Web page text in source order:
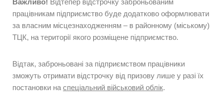
Важливо! Відтепер відстрочку заброньованим
працівникам підприємство буде додатково оформлювати
за власним місцезнаходженням – в районному (міському)
ТЦК, на території якого розміщене підприємство.
Відтак, заброньовані за підприємством працівники
зможуть отримати відстрочку від призову лише у разі їх
постановки на спеціальний військовий облік.